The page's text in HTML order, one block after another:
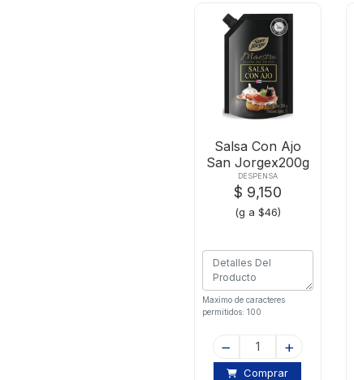
Salsa Con Ajo
San Jorgex200g
D-p
DESPENSA
$ 9,150
(g a $46)
Maximo de caracteres
permitidos: 100
Comprar